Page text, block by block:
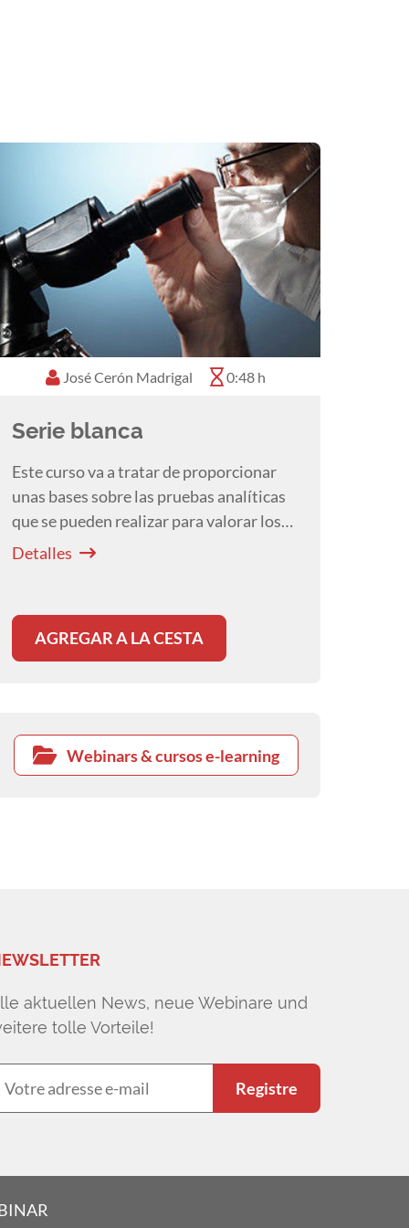
José Cerón Madrigal 0:48 h
Serie blanca
Este curso va a tratar de proporcionar
unas bases sobre las pruebas analíticas
que se pueden realizar para valorar los
principales problemas hematológicos
plaquetas y coagulación y las
particularidades que tienen los gatos. El
curso será eminentemente práctico con
encontrar.
Detalles
AGREGAR A LA CESTA
Webinars & cursos e-learning
aktuellen News, neue Webinare und
tolle Vorteile!
Registre